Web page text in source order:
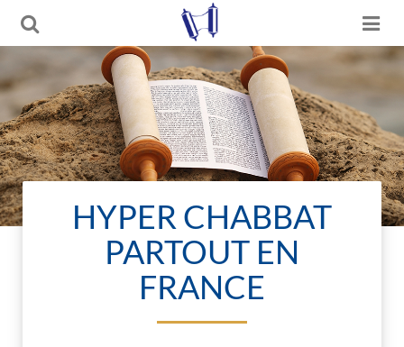
HYPER CHABBAT
PARTOUT EN
FRANCE